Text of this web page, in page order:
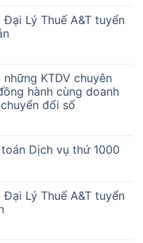
NĐ-
Lý Thuế A&T tuyển
KTDV chuyên
hành cùng doanh
đổi số
Dịch vụ thứ 1000
Lý Thuế A&T tuyển